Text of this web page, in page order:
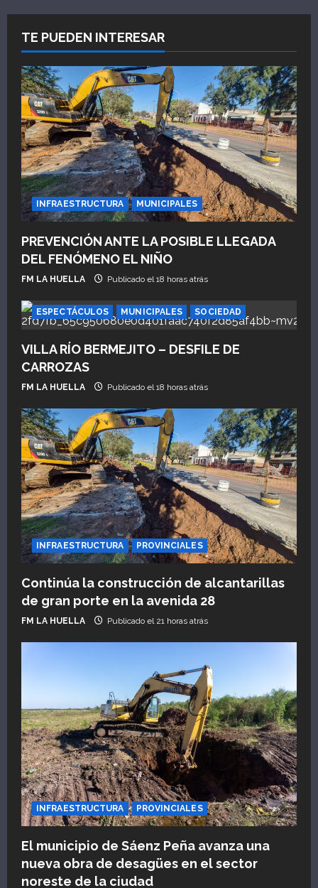
TE PUEDEN INTERESAR
INFRAESTRUCTURA MUNICIPALES
PREVENCIÓN ANTE LA POSIBLE LLEGADA
DEL FENÓMENO EL NIÑO
FM LA HUELLA Publicado el 18 horas atrás
ESPECTÁCULOS MUNICIPALES SOCIEDAD
VILLA RÍO BERMEJITO – DESFILE DE
CARROZAS
FM LA HUELLA Publicado el 18 horas atrás
INFRAESTRUCTURA PROVINCIALES
Continúa la construcción de alcantarillas
de gran porte en la avenida 28
FM LA HUELLA Publicado el 21 horas atrás
INFRAESTRUCTURA PROVINCIALES
El municipio de Sáenz Peña avanza una
nueva obra de desagües en el sector
noreste de la ciudad